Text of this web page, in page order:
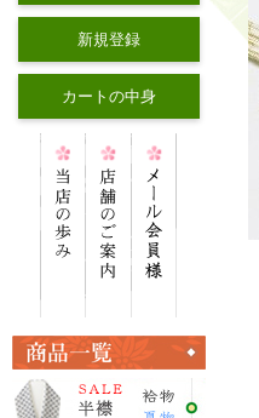
新規登録
カートの中身